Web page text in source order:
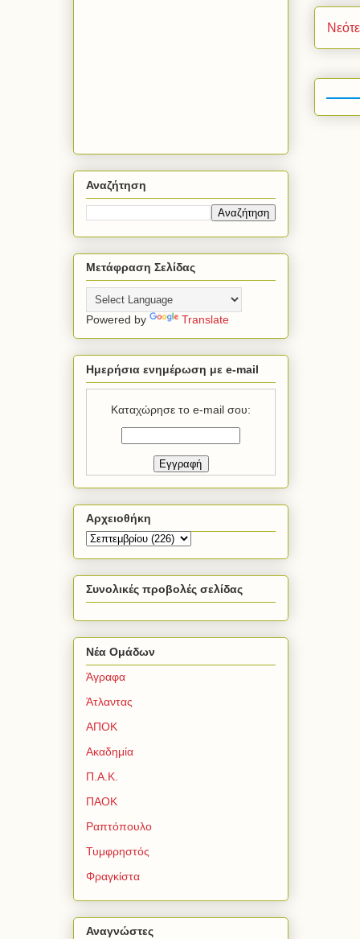
Αναζήτηση
Μετάφραση Σελίδας
Powered by Translate
Ημερήσια ενημέρωση με e-mail
Καταχώρησε το e-mail σου:
Αρχειοθήκη
Συνολικές προβολές σελίδας
Νέα Ομάδων
Άγραφα
Άτλαντας
ΑΠΟΚ
Ακαδημία
Π.Α.Κ.
ΠΑΟΚ
Ραπτόπουλο
Τυμφρηστός
Φραγκίστα
Αναγνώστες